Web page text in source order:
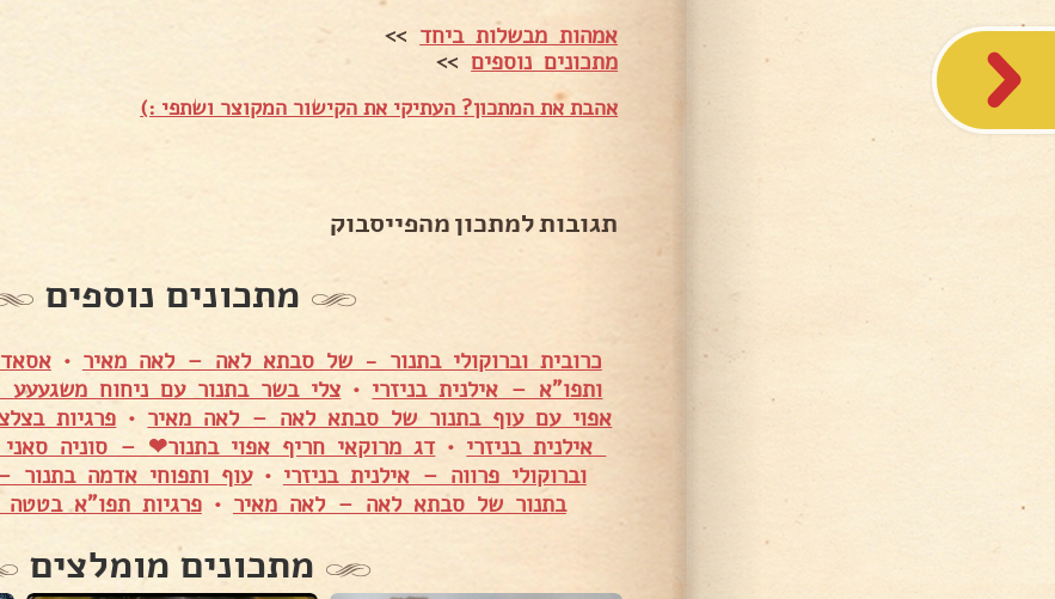
אמהות מבשלות ביחד>>
מתכונים נוספים>>
אהבת את המתכון? העתיקי את הקישור המקוצר ושתפי :)
תגובות למתכון מהפייסבוק
מתכונים נוספים
כרובית וברוקולי בתנור - של סבתא לאה – לאה מאיר •
ותפו"א – אילנית בניזרי•צלי בשר בתנור עם ניחוח משגעעע
אפוי עם עוף בתנור של סבתא לאה – לאה מאיר•פרגיות
אילנית בניזרי•דג מרוקאי חריף אפוי בתנור❤ – סוניה
וברוקולי פרווה – אילנית בניזרי•עוף ותפוחי אדמה בתנור
בתנור של סבתא לאה – לאה מאיר•פרגיות תפו"א בטטה
מתכונים מומלצים